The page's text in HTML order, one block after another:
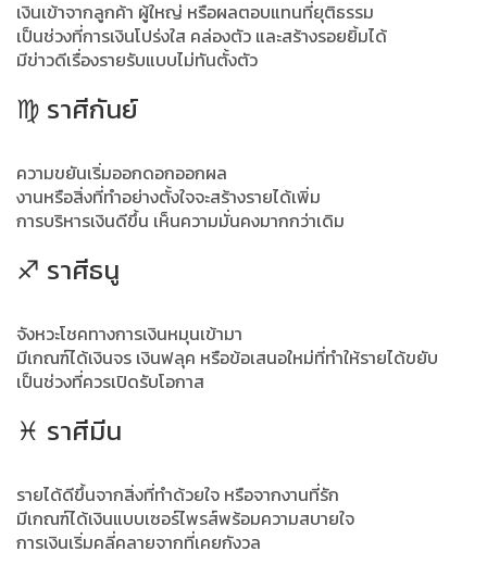
เงินเข้าจากลูกค้า ผู้ใหญ่ หรือผลตอบแทนที่ยุติธรรม
เป็นช่วงที่การเงินโปร่งใส คล่องตัว และสร้างรอยยิ้มได้
มีข่าวดีเรื่องรายรับแบบไม่ทันตั้งตัว
♍ ราศีกันย์
ความขยันเริ่มออกดอกออกผล
งานหรือสิ่งที่ทำอย่างตั้งใจจะสร้างรายได้เพิ่ม
การบริหารเงินดีขึ้น เห็นความมั่นคงมากกว่าเดิม
♐ ราศีธนู
จังหวะโชคทางการเงินหมุนเข้ามา
มีเกณฑ์ได้เงินจร เงินฟลุค หรือข้อเสนอใหม่ที่ทำให้รายได้ขยับ
เป็นช่วงที่ควรเปิดรับโอกาส
♓ ราศีมีน
รายได้ดีขึ้นจากสิ่งที่ทำด้วยใจ หรือจากงานที่รัก
มีเกณฑ์ได้เงินแบบเซอร์ไพรส์พร้อมความสบายใจ
การเงินเริ่มคลี่คลายจากที่เคยกังวล